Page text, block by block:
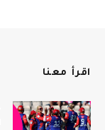
اقرأ معنا